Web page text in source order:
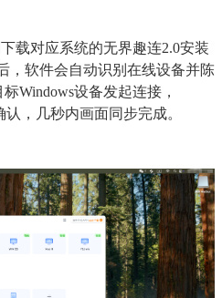
载对应系统的无界趣连2.0安装
，软件会自动识别在线设备并陈
Windows设备发起连接，
，几秒内画面同步完成。